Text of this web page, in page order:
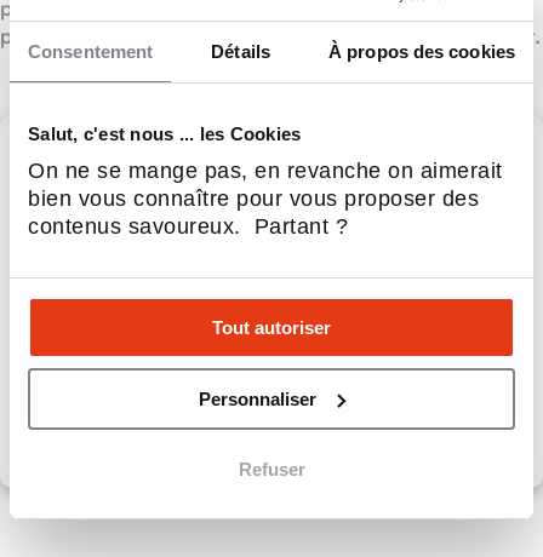
Consentement Détails À propos des cookies
Salut, c'est nous ... les Cookies
On ne se mange pas, en revanche on aimerait
bien vous connaître pour vous proposer des
contenus savoureux. Partant ?
Tout autoriser
Personnaliser
Refuser
propose un accompagnement complet pour ses
partenaires, favorisant leur réussite dès le premier jour.
MARIETTE – PAINS &
PATISSERIES
Boulangerie moderne rentable, sans contraintes, au
Apport personnel :100 000 €
Découvrir le réseau